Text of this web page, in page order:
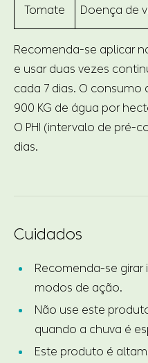
Tomate Doença de
Recomenda-se aplicar
e usar duas vezes
cada 7 dias. O consumo
900 KG de água por
O PHI (intervalo de pré-
dias.
Cuidados
Recomenda-se girar
modos de ação.
Não use este
quando a chuva é
Este produto é